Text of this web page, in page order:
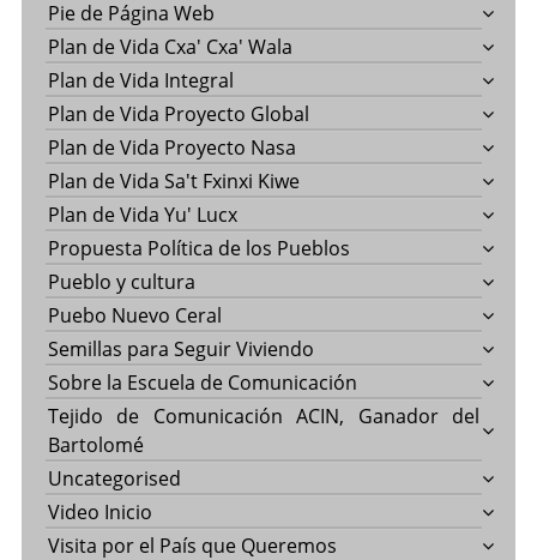
Pie de Página Web
Plan de Vida Cxa' Cxa' Wala
Plan de Vida Integral
Plan de Vida Proyecto Global
Plan de Vida Proyecto Nasa
Plan de Vida Sa't Fxinxi Kiwe
Plan de Vida Yu' Lucx
Propuesta Política de los Pueblos
Pueblo y cultura
Puebo Nuevo Ceral
Semillas para Seguir Viviendo
Sobre la Escuela de Comunicación
Tejido de Comunicación ACIN, Ganador del
Bartolomé
Uncategorised
Video Inicio
Visita por el País que Queremos